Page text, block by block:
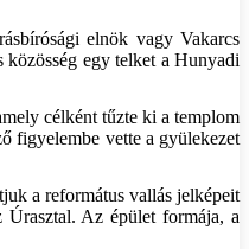
elnök vagy Vakarcs
egy telket a Hunyadi
célként tűzte ki a templom
figyelembe vette a gyülekezet
a református vallás jelképeit
Az épület formája, a